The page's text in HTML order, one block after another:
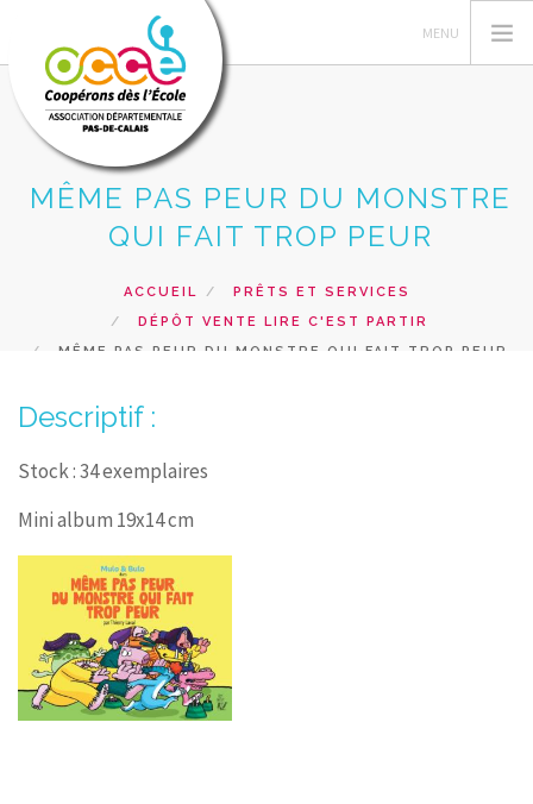
L'OCCE 62
GERER SA COOPERATIVE
NOS ACTIONS PEDAGOGIQUES
RESSOURCES ET SERVICES
RECHERCHER
CONTACT
MÊME PAS PEUR DU MONSTRE
QUI FAIT TROP PEUR
ACCUEIL
PRÊTS ET SERVICES
DÉPÔT VENTE LIRE C'EST PARTIR
MÊME PAS PEUR DU MONSTRE QUI FAIT TROP PEUR
Descriptif :
Stock : 34 exemplaires
Mini album 19x14 cm